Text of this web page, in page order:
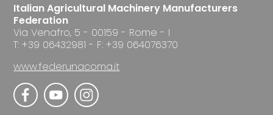
Italian Agricultural Machinery Manufacturers
Federation
Via Venafro, 5 - 00159 - Rome - I
T: +39 06432981 - F: +39 064076370
www.federunacoma.it